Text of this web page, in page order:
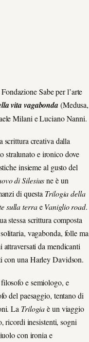
Sabe per l’arte
vita vagabonda(Medusa,
Milani e Luciano Nanni.
scrittura creativa dalla
stralunato e ironico dove
insieme al gusto del
di Silesiusne è un
di questa Trilogia della
sulla terraeVaniglio road.
stessa scrittura composta
vagabonda, folle ma
da mendicanti
con una Harley Davidson.
e semiologo, e
del paesaggio, tentano di
La Trilogiaè un viaggio
ricordi inesistenti, sogni
con ironia e